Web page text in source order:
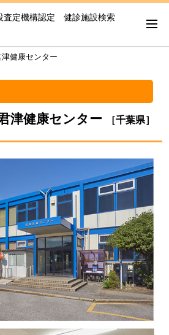
査定機構認定 健診施設検索
健康センター
津健康センター ［千葉県］